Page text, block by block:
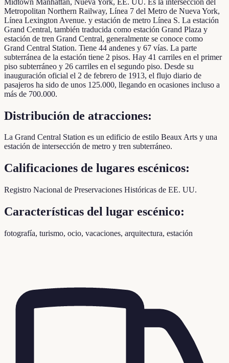
Metropolitan Northern Railway, Línea 7 del Metro de Nueva York,
Línea Lexington Avenue. y estación de metro Línea S. La estación
Grand Central, también traducida como estación Grand Plaza y
estación de tren Grand Central, generalmente se conoce como
Grand Central Station. Tiene 44 andenes y 67 vías. La parte
subterránea de la estación tiene 2 pisos. Hay 41 carriles en el primer
piso subterráneo y 26 carriles en el segundo piso. Desde su
inauguración oficial el 2 de febrero de 1913, el flujo diario de
pasajeros ha sido de unos 125.000, llegando en ocasiones incluso a
más de 700.000.
Distribución de atracciones:
La Grand Central Station es un edificio de estilo Beaux Arts y una
estación de intersección de metro y tren subterráneo.
Calificaciones de lugares escénicos:
Registro Nacional de Preservaciones Históricas de EE. UU.
Características del lugar escénico:
fotografía, turismo, ocio, vacaciones, arquitectura, estación